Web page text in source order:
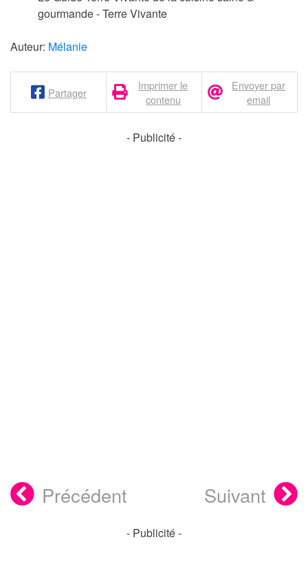
gourmande - Terre Vivante
Auteur: Mélanie
Partager
Imprimer le
contenu
Envoyer par
email
- Publicité -
Précédent Suivant
- Publicité -